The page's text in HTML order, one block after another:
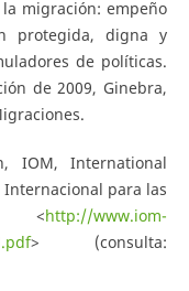
migración: empeño
protegida, digna y
de políticas.
de 2009, Ginebra,
IOM, International
para las
<http://www.iom-
> (consulta: